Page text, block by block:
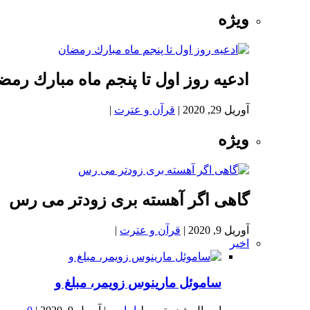
ویژه
ادعيه روز اول تا پنجم ماه مبارك
آوریل 29, 2020 | قرآن و عترت |
ویژه
گاهی اگر آهسته بری زودتر می رس
آوریل 9, 2020 | قرآن و عترت |
اخیر
ساموئل مارینوس زویمر، مبلغ و